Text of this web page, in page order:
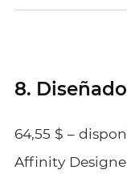
8.
64,55 $ –
Affinity